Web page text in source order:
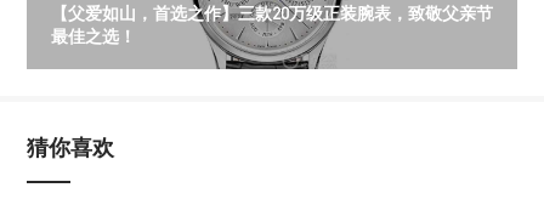
【父爱如山，首选之作】三款20万级正装腕表，致敬父亲节
最佳之选！
猜你喜欢